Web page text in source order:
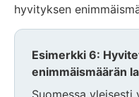
hyvityksen
Esimerkki 6:
enimmäismäärän
Suomessa yleisesti